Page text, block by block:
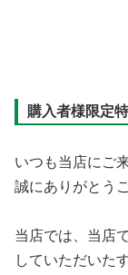
購入者様限定
いつも当店にご
誠にありがとう
当店では、当店
していただいた